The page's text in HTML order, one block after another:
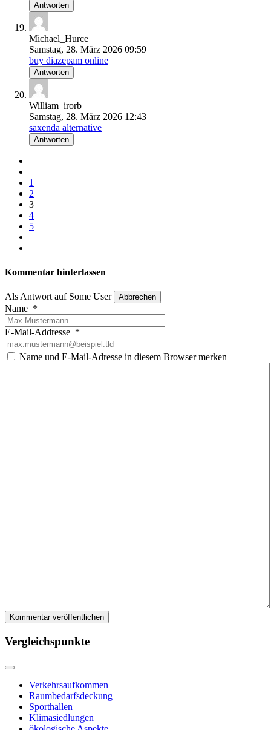
Antworten
Michael_Hurce
Samstag, 28. März 2026 09:59
buy diazepam online
Antworten
William_irorb
Samstag, 28. März 2026 12:43
saxenda alternative
Antworten
1
2
3
4
5
Kommentar hinterlassen
Als Antwort auf Some User Abbrechen
Name *
E-Mail-Addresse *
Name und E-Mail-Adresse in diesem Browser merken
Kommentar veröffentlichen
Vergleichspunkte
Verkehrsaufkommen
Raumbedarfsdeckung
Sporthallen
Klimasiedlungen